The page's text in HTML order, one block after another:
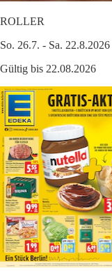
ROLLER
So. 26.7. - Sa. 22.8.2026
Gültig bis 22.08.2026